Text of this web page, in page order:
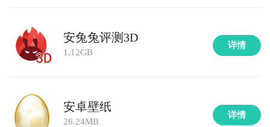
安兔兔评测3D
1.12GB
详情
安卓壁纸
26.24MB
详情